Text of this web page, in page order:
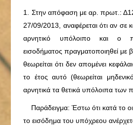
1. Στην απόφαση με αρ. πρωτ.:
27/09/2013 , αναφέρεται ότι αν
αρνητικό υπόλοιπο και ο
εισοδήματος πραγματοποιηθεί με
θεωρείται ότι δεν απομένει
το έτος αυτό (θεωρείται
αρνητικά τα θετικά υπόλοιπα των
Παράδειγμα: Έστω ότι κατά το
το εισόδημα του υπόχρεου